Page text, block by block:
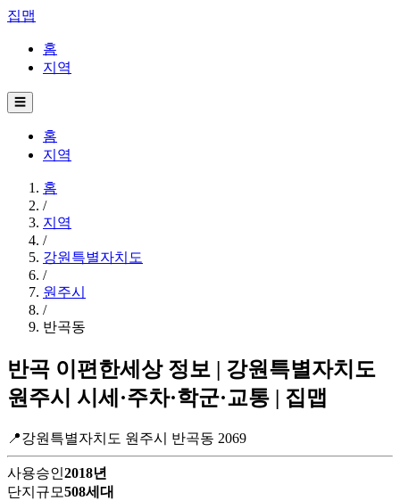
집맵
홈
지역
☰
홈
지역
홈
/
지역
/
강원특별자치도
/
원주시
/
반곡동
반곡 이편한세상 정보 | 강원특별자치도
원주시 시세·주차·학군·교통 | 집맵
📍강원특별자치도 원주시 반곡동 2069
사용승인2018년
단지규모508세대